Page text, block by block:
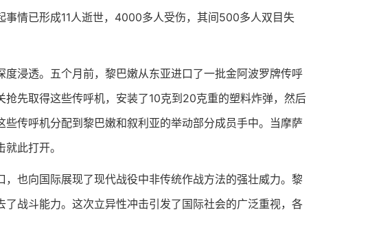
情已形成11人逝世，4000多人受伤，其间500多人双目失
浸透。五个月前，黎巴嫩从东亚进口了一批金阿波罗牌传呼
先取得这些传呼机，安装了10克到20克重的塑料炸弹，然后
传呼机分配到黎巴嫩和叙利亚的举动部分成员手中。当摩萨
此打开。
也向国际展现了现代战役中非传统作战方法的强壮威力。黎
战斗能力。这次立异性冲击引发了国际社会的广泛重视，各